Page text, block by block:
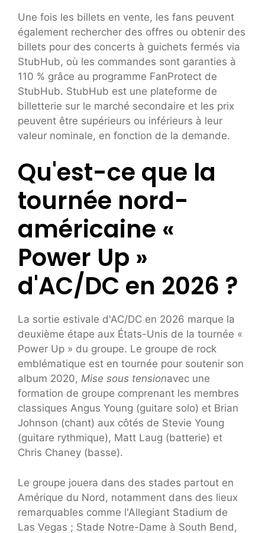
Une fois les billets en vente, les fans peuvent
également rechercher des offres ou obtenir des
billets pour des concerts à guichets fermés via
StubHub, où les commandes sont garanties à
110 % grâce au programme FanProtect de
StubHub. StubHub est une plateforme de
billetterie sur le marché secondaire et les prix
peuvent être supérieurs ou inférieurs à leur
valeur nominale, en fonction de la demande.
Qu'est-ce que la
tournée nord-
américaine «
Power Up »
d'AC/DC en 2026 ?
La sortie estivale d'AC/DC en 2026 marque la
deuxième étape aux États-Unis de la tournée «
Power Up » du groupe. Le groupe de rock
emblématique est en tournée pour soutenir son
album 2020, Mise sous tensionavec une
formation de groupe comprenant les membres
classiques Angus Young (guitare solo) et Brian
Johnson (chant) aux côtés de Stevie Young
(guitare rythmique), Matt Laug (batterie) et
Chris Chaney (basse).
Le groupe jouera dans des stades partout en
Amérique du Nord, notamment dans des lieux
remarquables comme l'Allegiant Stadium de
Las Vegas ; Stade Notre-Dame à South Bend,